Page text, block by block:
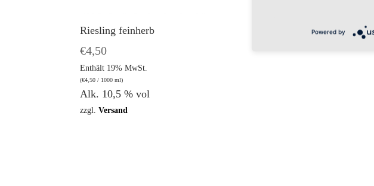
Riesling feinherb
€4,50
Enthält 19% MwSt.
(€4,50 / 1000 ml)
Alk. 10,5 % vol
zzgl.Versand
Powered by